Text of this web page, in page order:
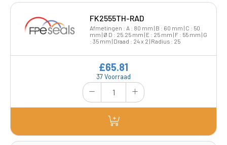
FK2555TH-RAD
Afmetingen : A : 80 mm | B : 60 mm | C : 50
mm | Ø D : 25.25 mm | E : 25 mm | F : 55 mm | G
: 35 mm | Draad : 24 x 2 | Radius : 25
37 Voorraad
£65.81